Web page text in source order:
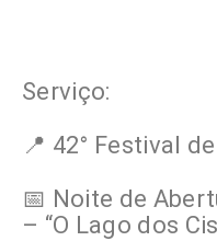
Serviço:
📍 42° Festival
📅 Noite de
– “O Lago dos